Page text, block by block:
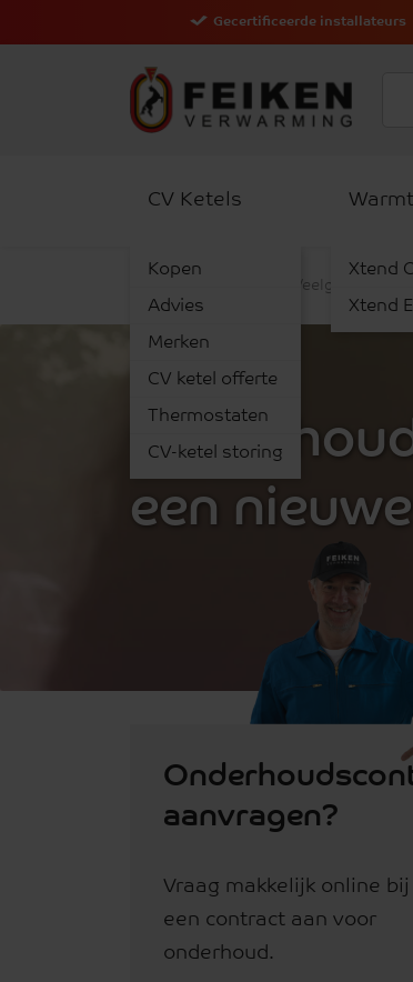
Gecertificeerde installateurs
CV Ketels
Kopen
Advies
Merken
CV ketel offerte
Thermostaten
CV-ketel storing
Xtend
Xtend
Veelgestelde
een
aanvragen?
Vraag makkelijk online bij
een contract aan voor
onderhoud.